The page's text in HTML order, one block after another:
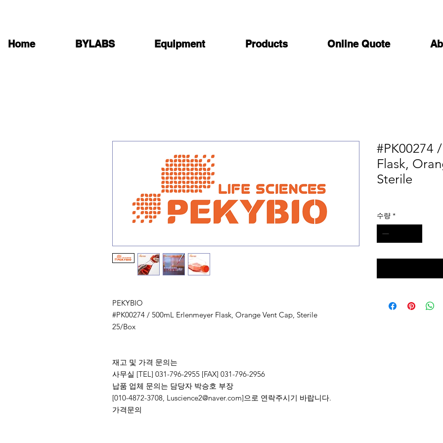
Home BYLABS Equipment Products Online Quote
PEKYBIO
#PK00274 / 500mL Erlenmeyer Flask, Orange Vent Cap, Sterile
25/Box
재고 및 가격 문의는
사무실 [TEL] 031-796-2955 [FAX] 031-796-2956
납품 업체 문의는 담당자 박승호 부장
[010-4872-3708, Luscience2@naver.com]으로 연락주시기 바랍니다.
가격문의
#PK00274
Flask,
Sterile
수량 *